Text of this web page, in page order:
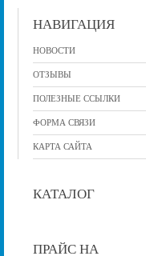
НАВИГАЦИЯ
НОВОСТИ
ОТЗЫВЫ
ПОЛЕЗНЫЕ ССЫЛКИ
ФОРМА СВЯЗИ
КАРТА САЙТА
КАТАЛОГ
ПРАЙС НА